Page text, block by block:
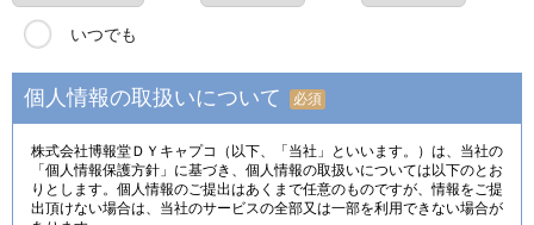
いつでも
個人情報の取扱いについて 必須